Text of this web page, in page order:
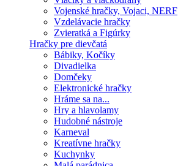
Vojenské hračky, Vojaci, NERF
Vzdelávacie hračky
Zvieratká a Figúrky
Hračky pre dievčatá
Bábiky, Kočíky
Divadielka
Domčeky
Elektronické hračky
Hráme sa na...
Hry a hlavolamy
Hudobné nástroje
Karneval
Kreatívne hračky
Kuchynky